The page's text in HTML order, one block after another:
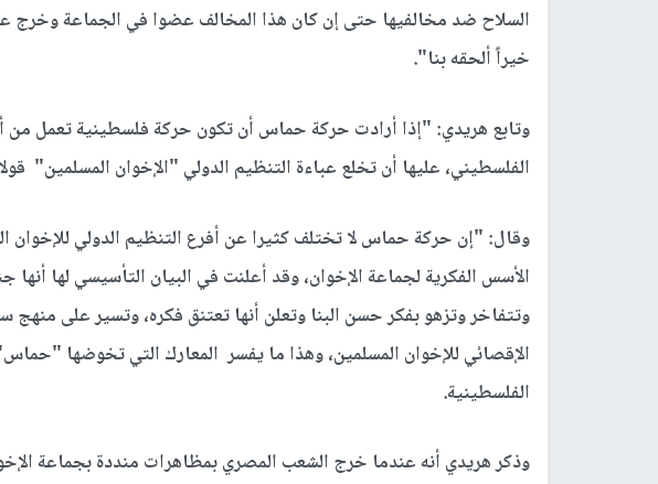
السلاح ضد مخالفيها حتى إن كان هذا المخالف عضوا في الجماعة وخرج
خيراً ألحقه بنا".
وتابع هريدي: "إذا أرادت حركة حماس أن تكون حركة فلسطينية تعمل
الفلسطيني، عليها أن تخلع عباءة التنظيم الدولي "الإخوان المسلمين"
وقال: "إن حركة حماس لا تختلف كثيرا عن أفرع التنظيم الدولي للإخوان
الأسس الفكرية لجماعة الإخوان، وقد أعلنت في البيان التأسيسي لها
وتتفاخر وتزهو بفكر حسن البنا وتعلن أنها تعتنق فكره، وتسير على منهج
الإقصائي للإخوان المسلمين، وهذا ما يفسر المعارك التي تخوضها
الفلسطينية.
وذكر هريدي أنه عندما خرج الشعب المصري بمظاهرات منددة بجماعة